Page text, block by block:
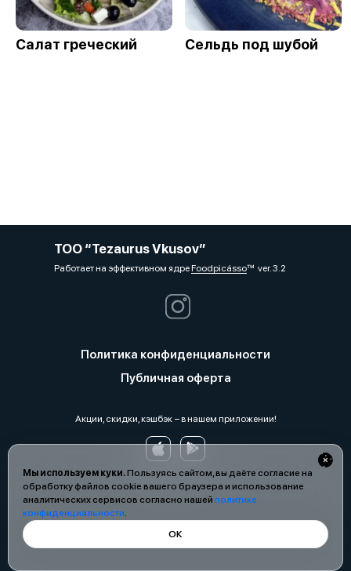
Мы используем куки.Пользуясь сайтом, вы даёте согласие на
обработку файлов cookie вашего браузера и использование
аналитических сервисов согласно нашей политике
конфиденциальности.
ОК
Салат греческий Сельдь под шубой
ТОО “Tezaurus Vkusov”
Работает на эффективном ядреFoodpicássover. 3.2
Политика конфиденциальности
Публичная оферта
Акции, скидки, кэшбэк − в нашем приложении!